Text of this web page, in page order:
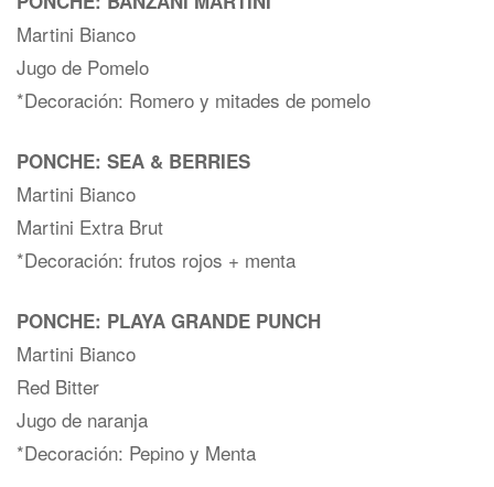
Martini Bianco
Jugo de Pomelo
*Decoración: Romero y mitades de pomelo
PONCHE: SEA & BERRIES
Martini Bianco
Martini Extra Brut
*Decoración: frutos rojos + menta
PONCHE: PLAYA GRANDE PUNCH
Martini Bianco
Red Bitter
Jugo de naranja
*Decoración: Pepino y Menta